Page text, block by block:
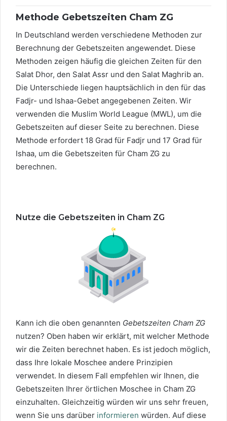
Methode Gebetszeiten Cham ZG
In Deutschland werden verschiedene Methoden zur
Berechnung der Gebetszeiten angewendet. Diese
Methoden zeigen häufig die gleichen Zeiten für den
Salat Dhor, den Salat Assr und den Salat Maghrib an.
Die Unterschiede liegen hauptsächlich in den für das
Fadjr- und Ishaa-Gebet angegebenen Zeiten. Wir
verwenden die Muslim World League (MWL), um die
Gebetszeiten auf dieser Seite zu berechnen. Diese
Methode erfordert 18 Grad für Fadjr und 17 Grad für
Ishaa, um die Gebetszeiten für Cham ZG zu
berechnen.
Nutze die Gebetszeiten in Cham ZG
Kann ich die oben genannten Gebetszeiten Cham ZG
nutzen? Oben haben wir erklärt, mit welcher Methode
wir die Zeiten berechnet haben. Es ist jedoch möglich,
dass Ihre lokale Moschee andere Prinzipien
verwendet. In diesem Fall empfehlen wir Ihnen, die
Gebetszeiten Ihrer örtlichen Moschee in Cham ZG
einzuhalten. Gleichzeitig würden wir uns sehr freuen,
wenn Sie uns darüber informieren würden. Auf diese